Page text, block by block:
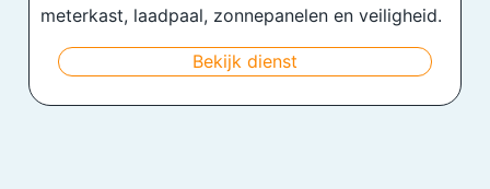
meterkast, laadpaal, zonnepanelen en veiligheid.
Bekijk dienst